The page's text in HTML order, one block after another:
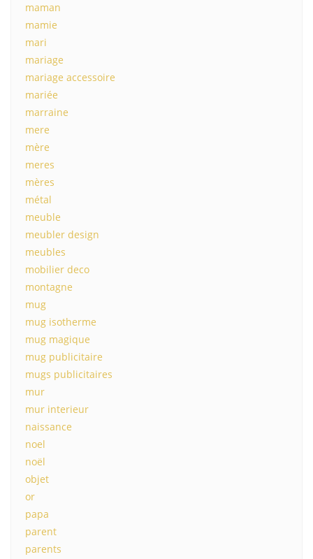
maman
mamie
mari
mariage
mariage accessoire
mariée
marraine
mere
mère
meres
mères
métal
meuble
meubler design
meubles
mobilier deco
montagne
mug
mug isotherme
mug magique
mug publicitaire
mugs publicitaires
mur
mur interieur
naissance
noel
noël
objet
or
papa
parent
parents